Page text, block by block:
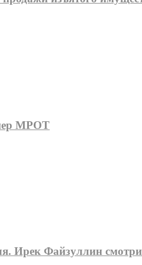
МРОТ
Ирек Файзуллин